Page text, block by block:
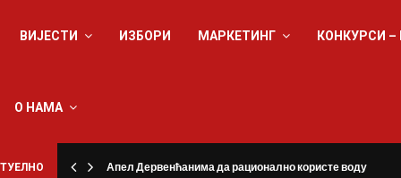
ВИЈЕСТИ ИЗБОРИ МАРКЕТИНГ КОНКУРСИ
О НАМА
Апел Дервенћанима да рационално користе воду